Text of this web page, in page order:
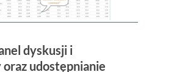
dyskusji i
udostępnianie